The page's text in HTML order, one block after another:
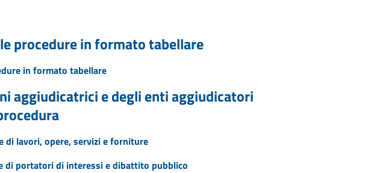
procedure in formato tabellare
in formato tabellare
aggiudicatrici e degli enti aggiudicatori
di lavori, opere, servizi e forniture
di portatori di interessi e dibattito pubblico